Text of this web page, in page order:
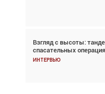
Взгляд с высоты:
спасательных
Интервью
Частный самолёт –
покупке
Интервью